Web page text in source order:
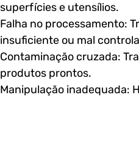
superfícies e utensílios.
Falha no processamento:
insuficiente ou mal
Contaminação cruzada:
produtos prontos.
Manipulação inadequada: